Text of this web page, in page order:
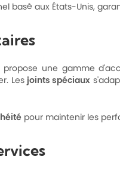
aux États-Unis,
une gamme
Les joints spéciaux
pour maintenir les